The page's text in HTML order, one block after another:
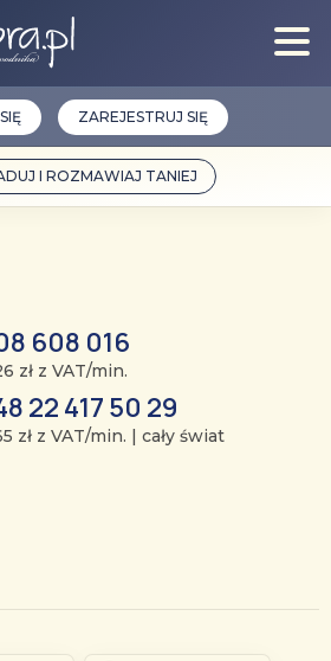
I ROZMAWIAJ TANIEJ
ZAREJESTRUJ SIĘ
608 016
zł z VAT/min.
22 417 50 29
zł z VAT/min. | cały świat